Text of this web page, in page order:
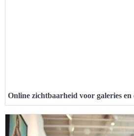
Online zichtbaarheid voor galeries en